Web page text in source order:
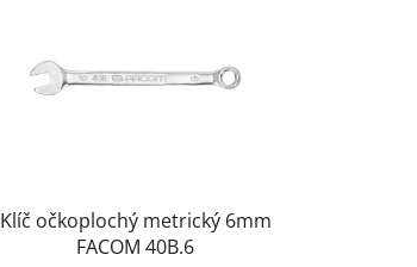
Klíč očkoplochý metrický 6mm
FACOM 40B.6